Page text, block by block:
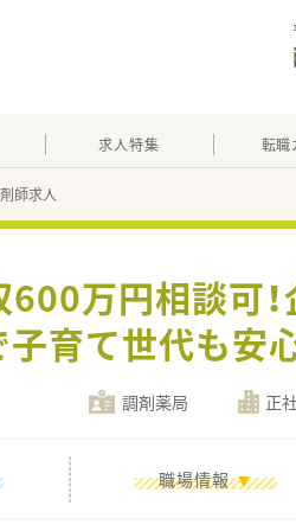
求人特集 転職
師求人
600万円相談可
育て世代も安
調剤薬局 正
職場情報